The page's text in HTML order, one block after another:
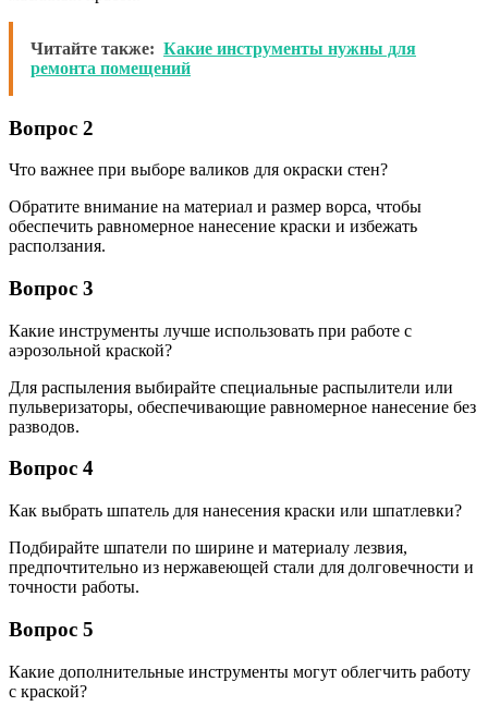
Читайте также: Какие инструменты нужны для
ремонта помещений
Вопрос 2
Что важнее при выборе валиков для окраски стен?
Обратите внимание на материал и размер ворса, чтобы
обеспечить равномерное нанесение краски и избежать
расползания.
Вопрос 3
Какие инструменты лучше использовать при работе с
аэрозольной краской?
Для распыления выбирайте специальные распылители или
пульверизаторы, обеспечивающие равномерное нанесение без
разводов.
Вопрос 4
Как выбрать шпатель для нанесения краски или шпатлевки?
Подбирайте шпатели по ширине и материалу лезвия,
предпочтительно из нержавеющей стали для долговечности и
точности работы.
Вопрос 5
Какие дополнительные инструменты могут облегчить работу
с краской?